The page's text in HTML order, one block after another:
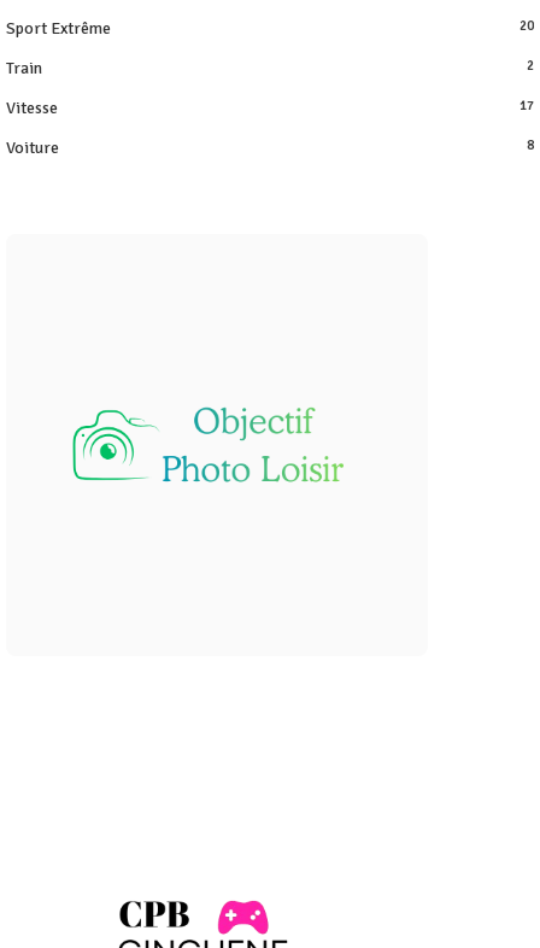
Sport Extrême 20
Train 2
Vitesse 17
Voiture 8